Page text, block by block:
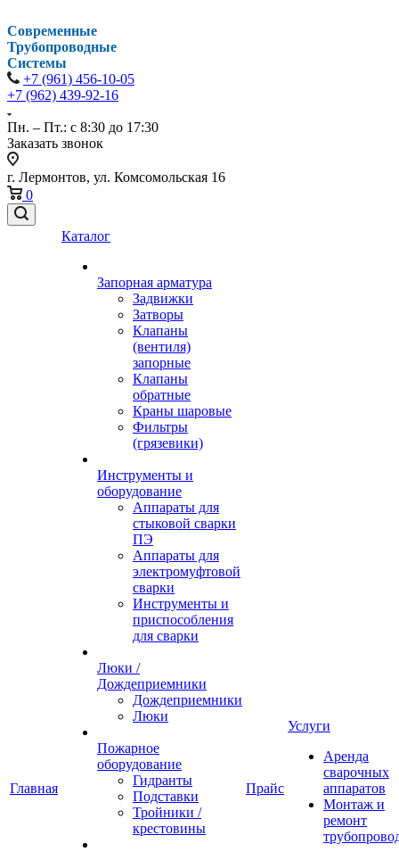
Современные
Трубопроводные
Системы
+7 (961) 456-10-05
+7 (962) 439-92-16
Пн. – Пт.: с 8:30 до 17:30
Заказать звонок
г. Лермонтов, ул. Комсомольская 16
0
Главная
Каталог
Запорная арматура
Задвижки
Затворы
Клапаны
(вентиля)
запорные
Клапаны
обратные
Краны шаровые
Фильтры
(грязевики)
Инструменты и
оборудование
Аппараты для
стыковой сварки
ПЭ
Аппараты для
электромуфтовой
сварки
Инструменты и
приспособления
для сварки
Люки /
Дождеприемники
Дождеприемники
Люки
Пожарное
оборудование
Гидранты
Подставки
Тройники /
крестовины
Прайс
Услуги
Аренда
сварочных
аппаратов
Монтаж и
ремонт